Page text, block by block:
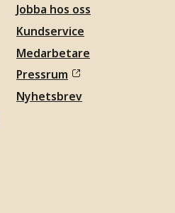
Jobba hos oss
Kundservice
Medarbetare
Pressrum
Nyhetsbrev